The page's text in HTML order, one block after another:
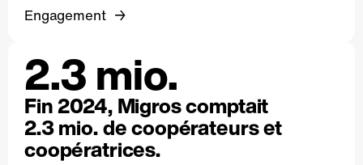
Engagement
2.3 mio.
Fin 2024, Migros comptait
2.3 mio. de coopérateurs et
coopératrices.